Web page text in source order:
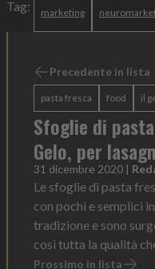
Tag: marketing
Precedente in lista
pasta fresca food il
Sfoglie di
Gelo, per
31 dicembre 2020 |
Le sfoglie di pasta
con pochi e semplici
tradizione e sono
così tutta la qualità
Prossimo in lista